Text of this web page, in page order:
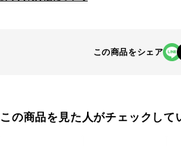
この商品をシェア
この商品を見た人がチェックして